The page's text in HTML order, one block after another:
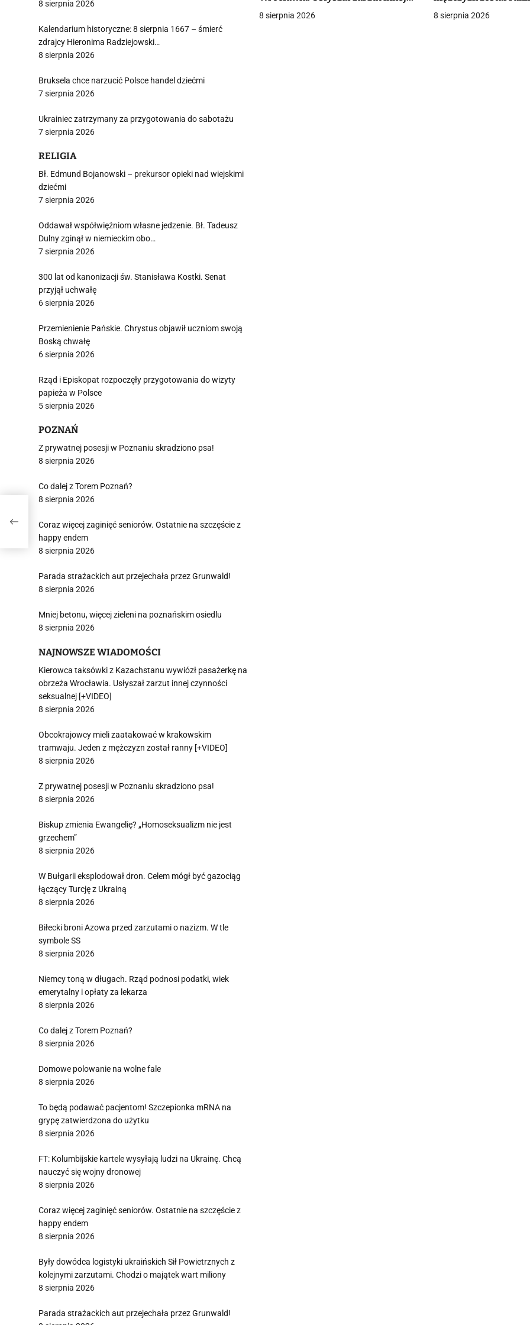
8 sierpnia 2026 8 sierpnia 2026
8 sierpnia 2026
Kalendarium historyczne: 8 sierpnia 1667 – śmierć
zdrajcy Hieronima Radziejowski…
8 sierpnia 2026
Bruksela chce narzucić Polsce handel dziećmi
7 sierpnia 2026
Ukrainiec zatrzymany za przygotowania do sabotażu
7 sierpnia 2026
RELIGIA
Bł. Edmund Bojanowski – prekursor opieki nad wiejskimi
dziećmi
7 sierpnia 2026
Oddawał współwięźniom własne jedzenie. Bł. Tadeusz
Dulny zginął w niemieckim obo…
7 sierpnia 2026
300 lat od kanonizacji św. Stanisława Kostki. Senat
przyjął uchwałę
6 sierpnia 2026
Przemienienie Pańskie. Chrystus objawił uczniom swoją
Boską chwałę
6 sierpnia 2026
Rząd i Episkopat rozpoczęły przygotowania do wizyty
papieża w Polsce
5 sierpnia 2026
POZNAŃ
Z prywatnej posesji w Poznaniu skradziono psa!
8 sierpnia 2026
Co dalej z Torem Poznań?
8 sierpnia 2026
Coraz więcej zaginięć seniorów. Ostatnie na szczęście z
happy endem
8 sierpnia 2026
Parada strażackich aut przejechała przez Grunwald!
8 sierpnia 2026
Mniej betonu, więcej zieleni na poznańskim osiedlu
8 sierpnia 2026
NAJNOWSZE WIADOMOŚCI
Kierowca taksówki z Kazachstanu wywiózł pasażerkę na
obrzeża Wrocławia. Usłyszał zarzut innej czynności
seksualnej [+VIDEO]
8 sierpnia 2026
Obcokrajowcy mieli zaatakować w krakowskim
tramwaju. Jeden z mężczyzn został ranny [+VIDEO]
8 sierpnia 2026
Z prywatnej posesji w Poznaniu skradziono psa!
8 sierpnia 2026
Biskup zmienia Ewangelię? „Homoseksualizm nie jest
grzechem”
8 sierpnia 2026
W Bułgarii eksplodował dron. Celem mógł być gazociąg
łączący Turcję z Ukrainą
8 sierpnia 2026
Biłecki broni Azowa przed zarzutami o nazizm. W tle
symbole SS
8 sierpnia 2026
Niemcy toną w długach. Rząd podnosi podatki, wiek
emerytalny i opłaty za lekarza
8 sierpnia 2026
Co dalej z Torem Poznań?
8 sierpnia 2026
Domowe polowanie na wolne fale
8 sierpnia 2026
To będą podawać pacjentom! Szczepionka mRNA na
grypę zatwierdzona do użytku
8 sierpnia 2026
FT: Kolumbijskie kartele wysyłają ludzi na Ukrainę. Chcą
nauczyć się wojny dronowej
8 sierpnia 2026
Coraz więcej zaginięć seniorów. Ostatnie na szczęście z
happy endem
8 sierpnia 2026
Były dowódca logistyki ukraińskich Sił Powietrznych z
kolejnymi zarzutami. Chodzi o majątek wart miliony
8 sierpnia 2026
Parada strażackich aut przejechała przez Grunwald!